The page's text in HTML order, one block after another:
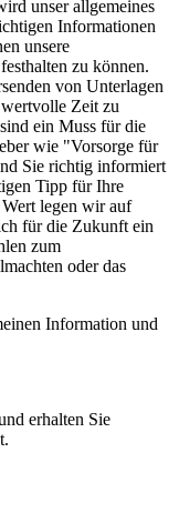
unser allgemeines
Informationen
unsere
zu können.
von Unterlagen
Zeit zu
ein Muss für die
wie "Vorsorge für
Sie richtig informiert
Tipp für Ihre
legen wir auf
für die Zukunft ein
zum
oder das
Information und
erhalten Sie